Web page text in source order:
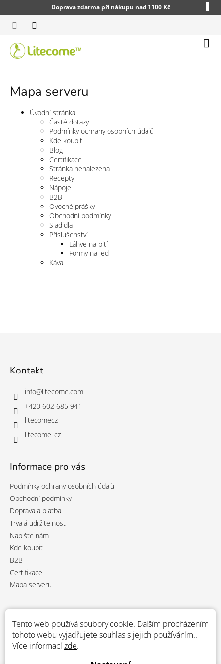
Tento web používá soubory cookie. Dalším procházením
tohoto webu vyjadřujete souhlas s jejich používáním..
Více informacízde.
na
obsah
Doprava zdarma při nákupu nad 1100 Kč
Mapa serveru
Úvodní stránka
Časté dotazy
Podmínky ochrany osobních údajů
Kde koupit
Blog
Certifikace
Stránka nenalezena
Recepty
Nápoje
B2B
Ovocné prášky
Obchodní podmínky
Sladidla
Příslušenství
Láhve na pití
Formy na led
Káva
Kontakt
info@litecome.com
+420 602 685 941
litecomecz
litecome_cz
Informace pro vás
Podmínky ochrany osobních údajů
Obchodní podmínky
Doprava a platba
Trvalá udržitelnost
Napište nám
Kde koupit
B2B
Certifikace
Mapa serveru
Přijímáme online platby